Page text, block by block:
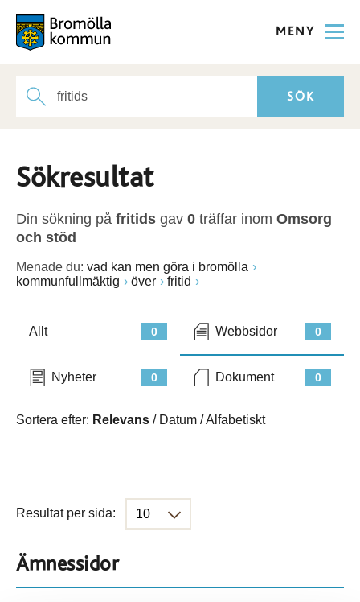
MENY
Sökresultat
Din sökning på fritids gav 0 träffar inom Omsorg
och stöd
Menade du: vad kan men göra i bromölla
kommunfullmäktig
över fritid
0
Allt 0
Webbsidor
0
Nyheter 0
Dokument
Sortera efter: Relevans / Datum /Alfabetiskt
Resultat per sida:
Ämnessidor